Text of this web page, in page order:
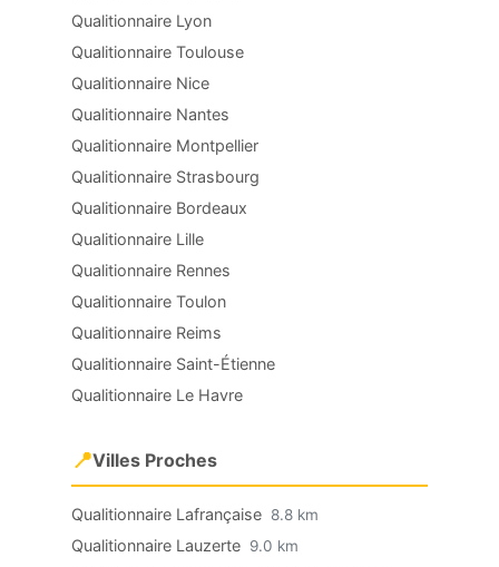
Qualitionnaire Lyon
Qualitionnaire Toulouse
Qualitionnaire Nice
Qualitionnaire Nantes
Qualitionnaire Montpellier
Qualitionnaire Strasbourg
Qualitionnaire Bordeaux
Qualitionnaire Lille
Qualitionnaire Rennes
Qualitionnaire Toulon
Qualitionnaire Reims
Qualitionnaire Saint-Étienne
Qualitionnaire Le Havre
📍Villes Proches
Qualitionnaire Lafrançaise 8.8 km
Qualitionnaire Lauzerte 9.0 km